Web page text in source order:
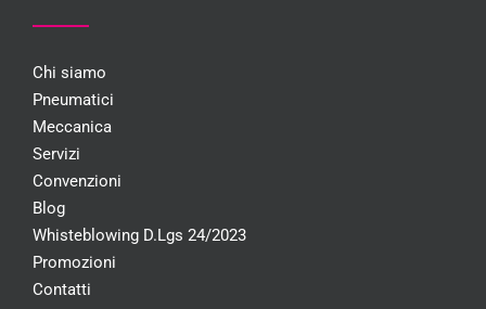
Chi siamo
Pneumatici
Meccanica
Servizi
Convenzioni
Blog
Whisteblowing D.Lgs 24/2023
Promozioni
Contatti